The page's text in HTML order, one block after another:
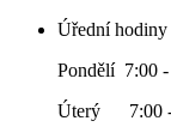
Úřední hodiny
Pondělí 7:00
Úterý 7:00